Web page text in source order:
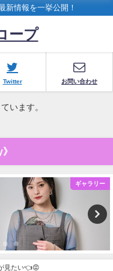
新情報を一挙公開！
ープ
Twitter お問い合わせ
います。
ギャラリー
見たい👈😡